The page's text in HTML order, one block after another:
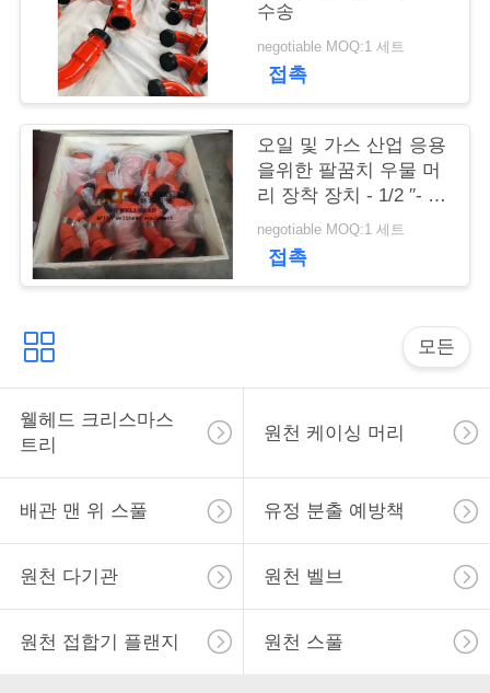
경
이
트
맵
PRIVACY
수송
negotiable MOQ:1 세트
접촉
오일 및 가스 산업 응용
을위한 팔꿈치 우물 머
리 장착 장치 - 1/2 ′′- 4 ′′
크기
negotiable MOQ:1 세트
접촉
모든
웰헤드 크리스마스
트리
원천 케이싱 머리
배관 맨 위 스풀 유정 분출 예방책
원천 다기관 원천 벨브
원천 접합기 플랜지 원천 스풀